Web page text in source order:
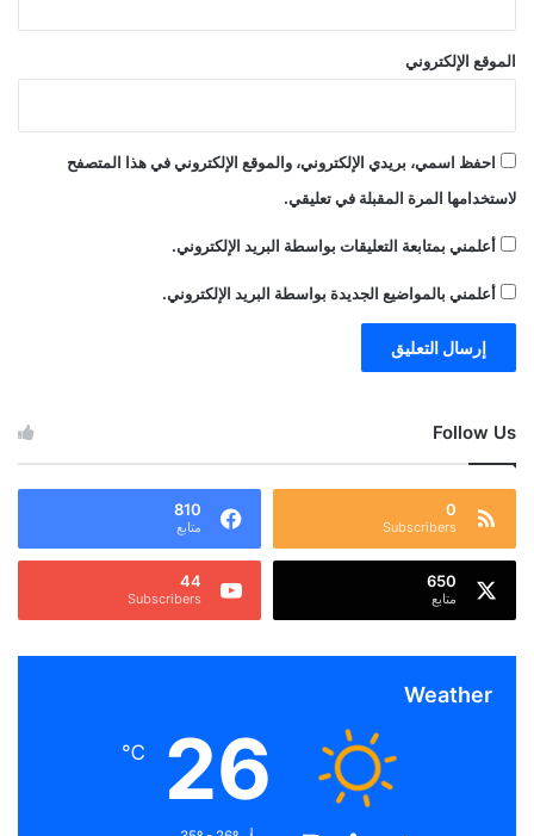
الموقع الإلكتروني
احفظ اسمي، بريدي الإلكتروني، والموقع الإلكتروني في هذا المتصفح
لاستخدامها المرة المقبلة في تعليقي.
أعلمني بمتابعة التعليقات بواسطة البريد الإلكتروني.
أعلمني بالمواضيع الجديدة بواسطة البريد الإلكتروني.
Follow Us
0
Subscribers
810
متابع
650
متابع
44
Subscribers
Weather
26
℃